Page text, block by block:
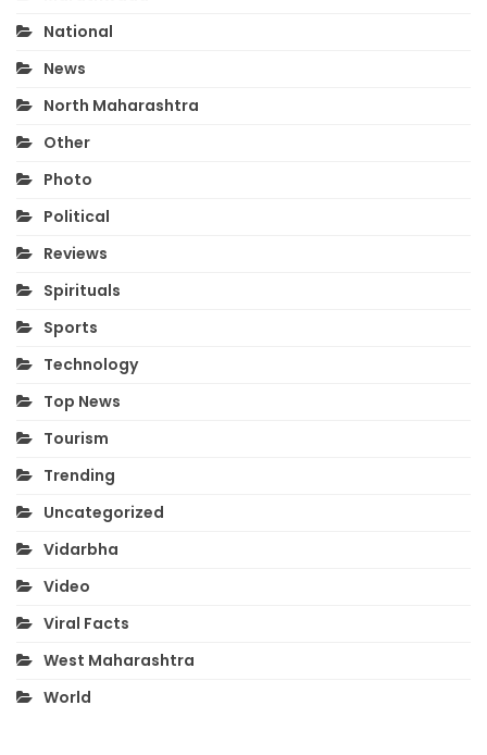
National
News
North Maharashtra
Other
Photo
Political
Reviews
Spirituals
Sports
Technology
Top News
Tourism
Trending
Uncategorized
Vidarbha
Video
Viral Facts
West Maharashtra
World